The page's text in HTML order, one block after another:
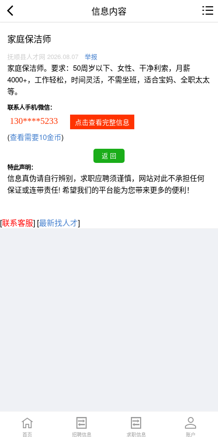
信息内容
家庭保洁师
抚顺县人才网 2026.08.07 举报
家庭保洁师。要求：50周岁以下、女性、干净利索，月薪
4000+，工作轻松，时间灵活，不需坐班，适合宝妈、全职太太
等。
联系人手机/微信：
130****5233 点击查看完整信息
(查看需要10金币)
特此声明：
信息真伪请自行辨别，求职应聘须谨慎，网站对此不承担任何
保证或连带责任! 希望我们的平台能为您带来更多的便利！
[联系客服] [最新找人才]
首页 招聘信息 求职信息 账户